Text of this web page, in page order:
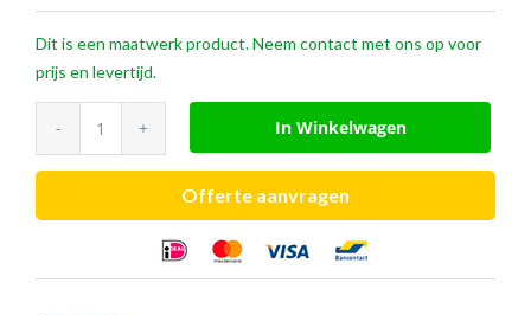
Dit is een maatwerk product. Neem contact met ons op voor
prijs en levertijd.
spare
cradle
W8220)
In Winkelwagen
Offerte aanvragen